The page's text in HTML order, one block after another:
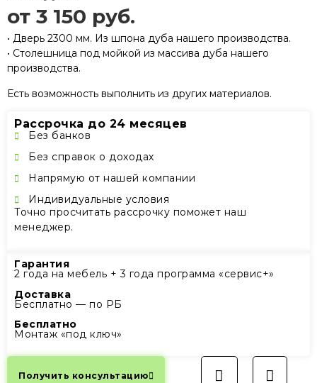
от 3 150 руб.
• Дверь 2300 мм. Из шпона дуба нашего производства.
• Столешница под мойкой из массива дуба нашего
производства.
Есть возможность выполнить из других материалов.
Рассрочка до 24 месяцев
Без банков
Без справок о доходах
Напрямую от нашей компании
Индивидуальные условия
Точно просчитать рассрочку поможет наш
менеджер.
Гарантия
2 года на мебель + 3 года программа «сервис+»
Доставка
Бесплатно — по РБ
Бесплатно
Монтаж «под ключ»
Получить консультацию